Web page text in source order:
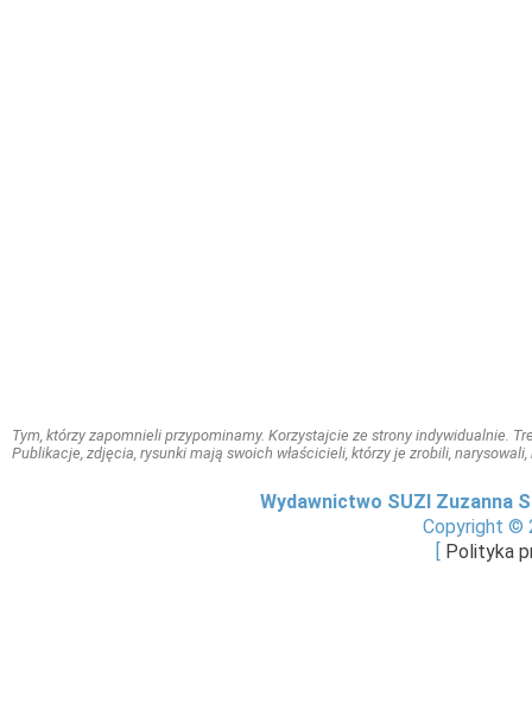
Tym, którzy zapomnieli przypominamy. Korzystajcie ze strony indywidualnie.
Publikacje, zdjęcia, rysunki mają swoich właścicieli, którzy je zrobili,
Wydawnictwo SUZI Zuzanna
Copyright ©
Polityka